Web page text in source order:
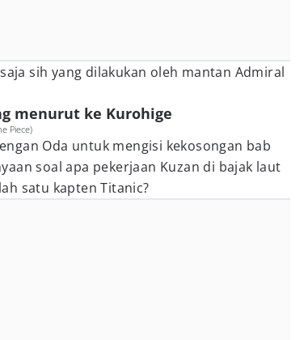
sih yang dilakukan oleh mantan Admiral
menurut ke Kurohige
Piece)
Oda untuk mengisi kekosongan bab
soal apa pekerjaan Kuzan di bajak laut
satu kapten Titanic?